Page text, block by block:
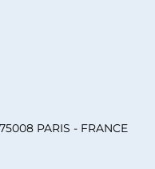
PARIS - FRANCE